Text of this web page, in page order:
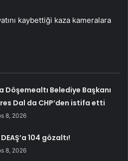
kaybettiği kaza kameralara
Döşemealtı Belediye Başkanı
Dal da CHP’den istifa etti
8, 2026
104 gözaltı!
8, 2026